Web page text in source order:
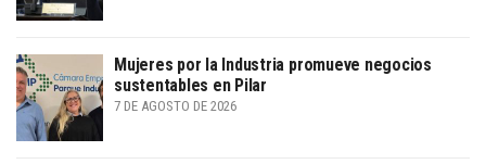
Mujeres por la Industria promueve negocios
sustentables en Pilar
7 DE AGOSTO DE 2026